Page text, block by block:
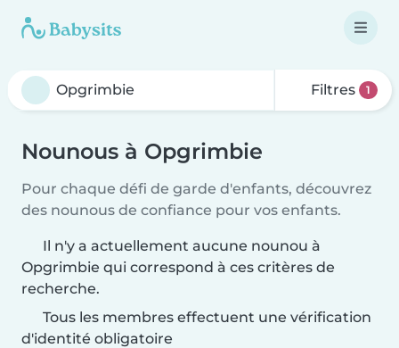
Filtres 1
Nounous à Opgrimbie
Pour chaque défi de garde d'enfants, découvrez
des nounous de confiance pour vos enfants.
Il n'y a actuellement aucune nounou à
Opgrimbie qui correspond à ces critères de
recherche.
Tous les membres effectuent une vérification
d'identité obligatoire